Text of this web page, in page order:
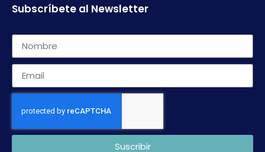
Subscríbete al Newsletter
Suscribir